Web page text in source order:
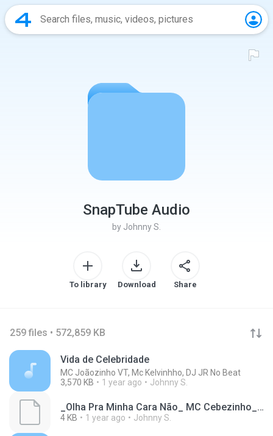
SnapTube Audio
by Johnny S.
To library Download Share
259 files • 572,859 KB
Vida de Celebridade
MC Joãozinho VT, Mc Kelvinhho, DJ JR No Beat
3,570 KB
1 year ago Johnny S.
_Olha Pra Minha Cara Não_ MC Cebezinho_ MC Ryan SP_ MC Luuky_ MC Menor K_ Menor Richard - DJ Oreia(M4A_128K)_private.lrc
4 KB 1 year ago Johnny S.